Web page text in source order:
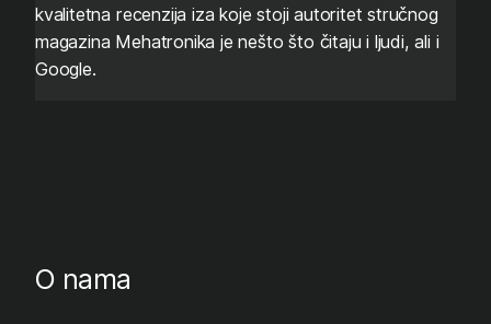
kvalitetna recenzija iza koje stoji autoritet stručnog
magazina Mehatronika je nešto što čitaju i ljudi, ali i
Google.
O nama